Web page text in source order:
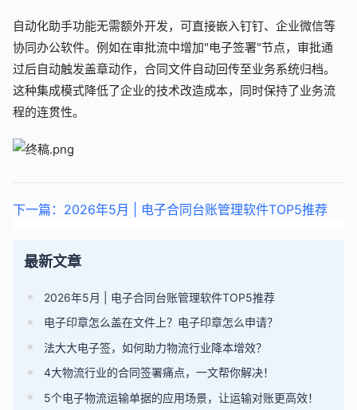
自动化助手功能无需额外开发，可直接嵌入钉钉、企业微信等
协同办公软件。例如在审批流中增加"电子签署"节点，审批通
过后自动触发盖章动作，合同文件自动回传至业务系统归档。
这种集成模式降低了企业的技术改造成本，同时保持了业务流
程的连贯性。
下一篇：2026年5月 | 电子合同台账管理软件TOP5推荐
最新文章
2026年5月 | 电子合同台账管理软件TOP5推荐
电子印章怎么盖在文件上？电子印章怎么申请？
法大大电子签，如何助力物流行业降本增效？
4大物流行业的合同签署痛点，一文帮你解决！
5个电子物流运输单据的应用场景，让运输对账更高效！